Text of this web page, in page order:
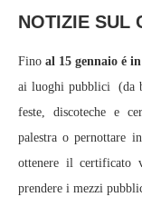
NOTIZIE SUL
Finoal 15 gennaio é
ai luoghi pubblici (da
feste, discoteche e
palestra o pernottare
ottenere il certificato
prendere i mezzi